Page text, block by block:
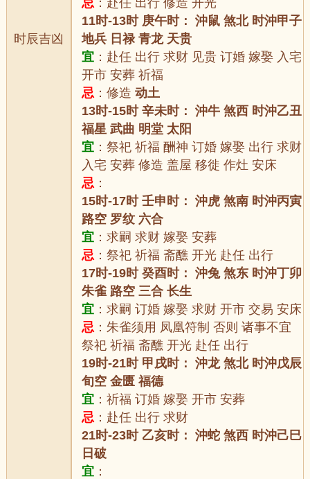
时辰吉凶
忌 ：赴任 出行 修造 开光
11时-13时 庚午时： 沖鼠 煞北 时沖甲子
地兵 日禄 青龙 天贵
宜 ：赴任 出行 求财 见贵 订婚 嫁娶 入宅
开市 安葬 祈福
忌 ：修造动土
13时-15时 辛未时： 沖牛 煞西 时沖乙丑
福星 武曲 明堂 太阳
宜 ：祭祀 祈福 酬神 订婚 嫁娶 出行 求财
入宅 安葬 修造 盖屋 移徙 作灶 安床
忌 ：
15时-17时 壬申时： 沖虎 煞南 时沖丙寅
路空 罗纹 六合
宜 ：求嗣 求财 嫁娶 安葬
忌 ：祭祀 祈福 斋醮 开光 赴任 出行
17时-19时 癸酉时： 沖兔 煞东 时沖丁卯
朱雀 路空 三合 长生
宜 ：求嗣 订婚 嫁娶 求财 开市 交易 安床
忌 ：朱雀须用 凤凰符制 否则 诸事不宜
祭祀 祈福 斋醮 开光 赴任 出行
19时-21时 甲戌时： 沖龙 煞北 时沖戊辰
旬空 金匮 福德
宜 ：祈福 订婚 嫁娶 开市 安葬
忌 ：赴任 出行 求财
21时-23时 乙亥时： 沖蛇 煞西 时沖己巳
日破
宜 ：